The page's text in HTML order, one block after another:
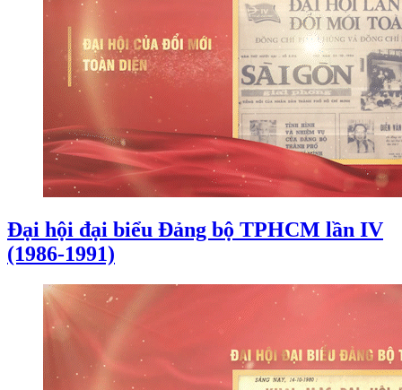
Đại hội đại biểu Đảng bộ TPHCM lần IV
(1986-1991)